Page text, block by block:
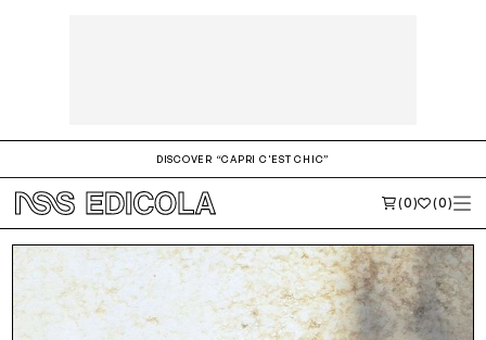
DISCOVER “CAPRI C'EST CHIC”
(0) (0)